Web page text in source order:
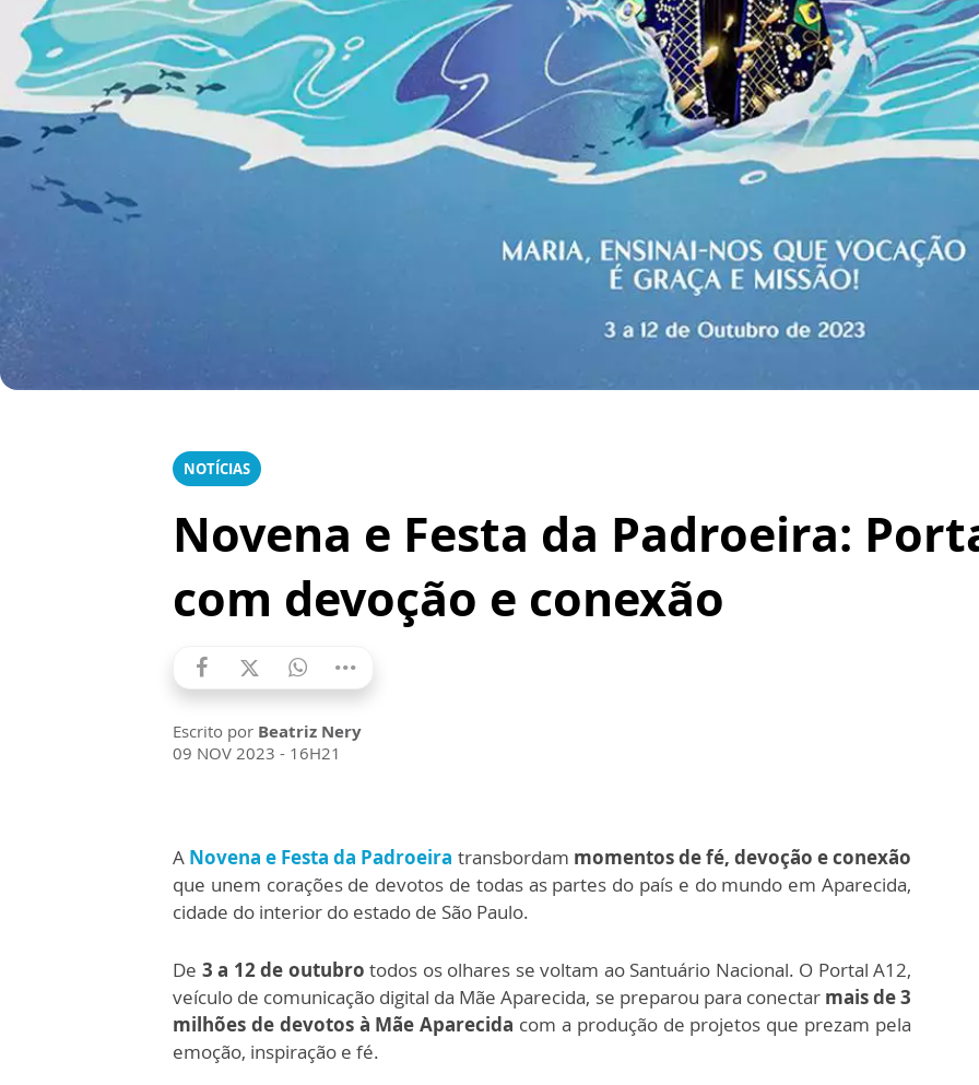
NOTÍCIAS
Novena e Festa da Padroeira:
com devoção e conexão
Escrito por Beatriz Nery
09 NOV 2023 - 16H21
A Novena e Festa da Padroeira transbordam momentos de fé, devoção e conexão
que unem corações de devotos de todas as partes do país e do mundo em Aparecida,
cidade do interior do estado de São Paulo.
De 3 a 12 de outubro todos os olhares se voltam ao Santuário Nacional. O Portal A12,
veículo de comunicação digital da Mãe Aparecida, se preparou para conectar mais de 3
milhões de devotos à Mãe Aparecida com a produção de projetos que prezam pela
emoção, inspiração e fé.